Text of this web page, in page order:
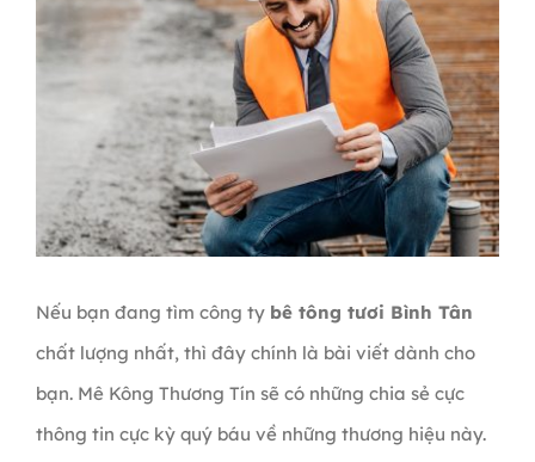
Nếu bạn đang tìm công ty bê tông tươi Bình Tân
chất lượng nhất, thì đây chính là bài viết dành cho
bạn. Mê Kông Thương Tín sẽ có những chia sẻ cực
thông tin cực kỳ quý báu về những thương hiệu này.